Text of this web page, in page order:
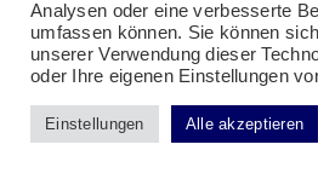
Analysen oder eine verbesserte
umfassen können. Sie können
unserer Verwendung dieser
oder Ihre eigenen Einstellungen
Einstellungen Alle akzeptieren